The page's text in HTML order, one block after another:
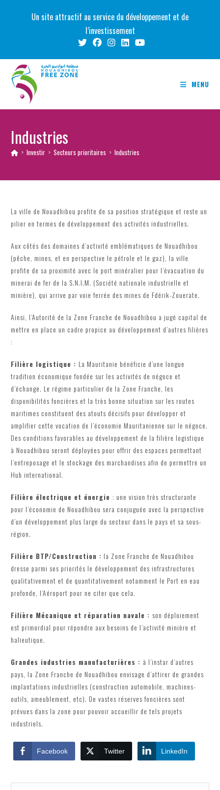
Un site attractif au service du développement et de
l’investissement
MENU
Industries
> Investir > Secteurs prioritaires > Industries
La ville de Nouadhibou profite de sa position stratégique et reste un
pilier en termes de développement des activités industrielles.
Aux côtés des domaines d’activité emblématiques de Nouadhibou
(pêche, mines, et en perspective le pétrole et le gaz), la ville
profite de sa proximité avec le port minéralier pour l’évacuation du
minerai de fer de la S.N.I.M. (Société nationale industrielle et
minière), qui arrive par voie ferrée des mines de Fdérik-Zouerate.
Ainsi, l’Autorité de la Zone Franche de Nouadhibou a jugé capital de
mettre en place un cadre propice au développement d’autres filières
:
Filière logistique : La Mauritanie bénéficie d’une longue
tradition économique fondée sur les activités de négoce et
d’échange. Le régime particulier de la Zone Franche, les
disponibilités foncières et la très bonne situation sur les routes
maritimes constituent des atouts décisifs pour développer et
amplifier cette vocation de l’économie Mauritanienne sur le négoce.
Des conditions favorables au développement de la filière logistique
à Nouadhibou seront déployées pour offrir des espaces permettant
l’entreposage et le stockage des marchandises afin de permettre un
Hub international.
Filière électrique et énergie : une vision très structurante
pour l’économie de Nouadhibou sera conjuguée avec la perspective
d’un développement plus large du secteur dans le pays et sa sous-
région.
Filière BTP/Construction : la Zone Franche de Nouadhibou
dresse parmi ses priorités le développement des infrastructures
qualitativement et de quantitativement notamment le Port en eau
profonde, l’Aéroport pour ne citer que cela.
Filière Mécanique et réparation navale : son déploiement
est primordial pour répondre aux besoins de l’activité minière et
halieutique.
Grandes industries manufacturières : à l’instar d’autres
pays, la Zone Franche de Nouadhibou envisage d’attirer de grandes
implantations industrielles (construction automobile, machines-
outils, ameublement, etc). De vastes réserves foncières sont
prévues dans la zone pour pouvoir accueillir de tels projets
industriels.
Facebook Twitter LinkedIn